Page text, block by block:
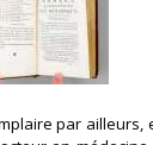
par ailleurs,